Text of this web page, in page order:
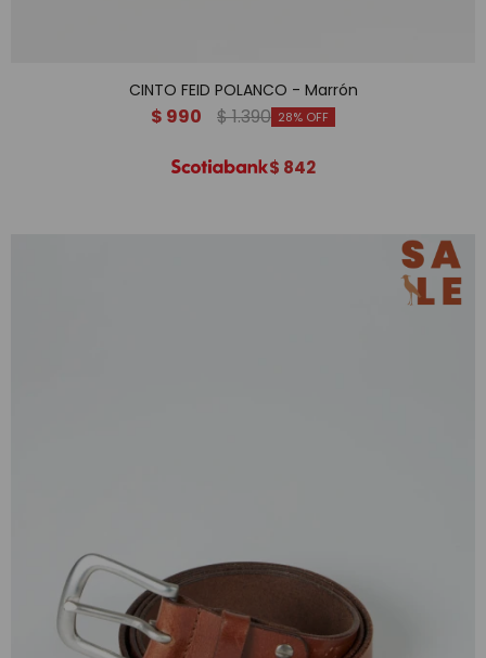
CINTO FEID POLANCO - Marrón
$ 990 $1.390 28
$ 842